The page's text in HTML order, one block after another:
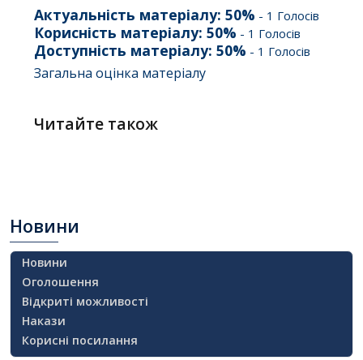
Актуальність матеріалу: 50% - 1 Голосів
Корисність матеріалу: 50% - 1 Голосів
Доступність матеріалу: 50% - 1 Голосів
Загальна оцінка матеріалу
Читайте також
Новини
Новини
Оголошення
Відкриті можливості
Накази
Корисні посилання